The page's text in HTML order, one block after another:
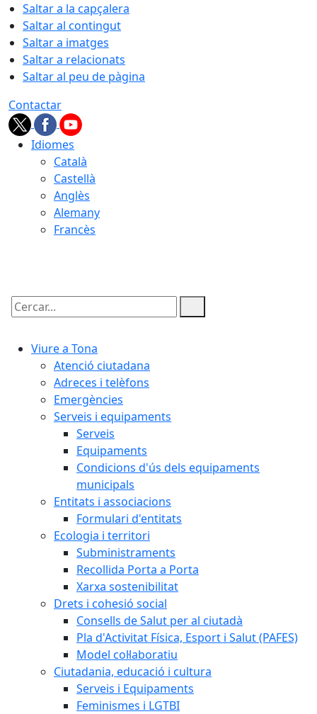
Saltar a la capçalera
Saltar al contingut
Saltar a imatges
Saltar a relacionats
Saltar al peu de pàgina
Contactar
Idiomes
Català
Castellà
Anglès
Alemany
Francès
Cercar:
Viure a Tona
Atenció ciutadana
Adreces i telèfons
Emergències
Serveis i equipaments
Serveis
Equipaments
Condicions d'ús dels equipaments
municipals
Entitats i associacions
Formulari d'entitats
Ecologia i territori
Subministraments
Recollida Porta a Porta
Xarxa sostenibilitat
Drets i cohesió social
Consells de Salut per al ciutadà
Pla d'Activitat Física, Esport i Salut (PAFES)
Model col·laboratiu
Ciutadania, educació i cultura
Serveis i Equipaments
Feminismes i LGTBI